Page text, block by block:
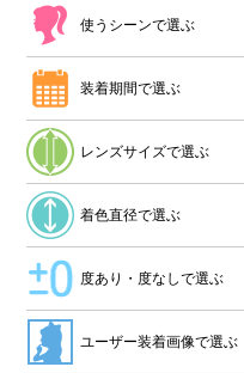
使うシーンで選ぶ
装着期間で選ぶ
レンズサイズで選ぶ
着色直径で選ぶ
度あり・度なしで選ぶ
ユーザー装着画像で選ぶ